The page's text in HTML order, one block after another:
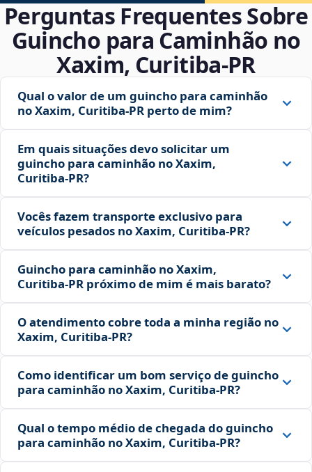
Perguntas Frequentes Sobre
Guincho para Caminhão no
Xaxim, Curitiba‑PR
Qual o valor de um guincho para caminhão
no Xaxim, Curitiba‑PR perto de mim?
Em quais situações devo solicitar um
guincho para caminhão no Xaxim,
Curitiba‑PR?
Vocês fazem transporte exclusivo para
veículos pesados no Xaxim, Curitiba‑PR?
Guincho para caminhão no Xaxim,
Curitiba‑PR próximo de mim é mais barato?
O atendimento cobre toda a minha região no
Xaxim, Curitiba‑PR?
Como identificar um bom serviço de guincho
para caminhão no Xaxim, Curitiba‑PR?
Qual o tempo médio de chegada do guincho
para caminhão no Xaxim, Curitiba‑PR?